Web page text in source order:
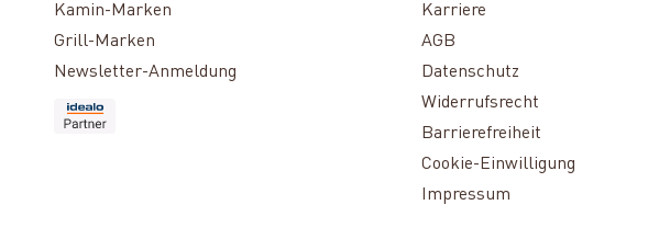
Kamin-Marken
Grill-Marken
Newsletter-Anmeldung
Karriere
AGB
Datenschutz
Widerrufsrecht
Barrierefreiheit
Cookie-Einwilligung
Impressum